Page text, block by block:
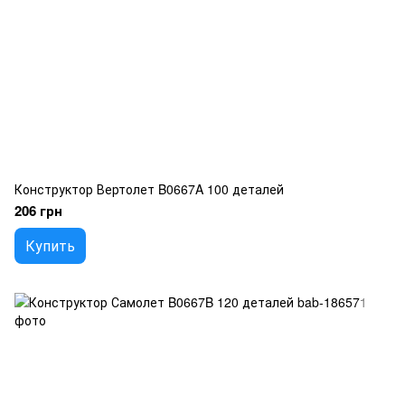
Конструктор Вертолет B0667A 100 деталей
206 грн
Купить